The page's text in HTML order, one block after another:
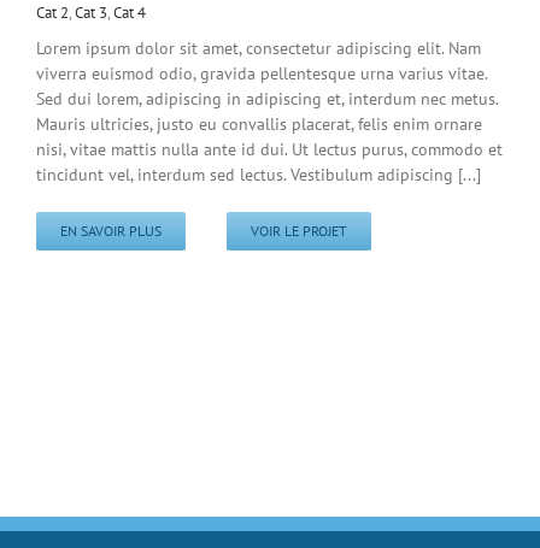
Cat 2,Cat 3,Cat 4
Lorem ipsum dolor sit amet, consectetur adipiscing elit. Nam
viverra euismod odio, gravida pellentesque urna varius vitae.
Sed dui lorem, adipiscing in adipiscing et, interdum nec metus.
Mauris ultricies, justo eu convallis placerat, felis enim ornare
nisi, vitae mattis nulla ante id dui. Ut lectus purus, commodo et
tincidunt vel, interdum sed lectus. Vestibulum adipiscing [...]
EN SAVOIR PLUS VOIR LE PROJET